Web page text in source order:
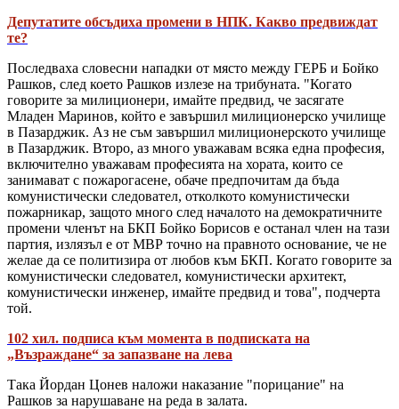
Депутатите обсъдиха промени в НПК. Какво предвиждат
те?
Последваха словесни нападки от място между ГЕРБ и Бойко
Рашков, след което Рашков излезе на трибуната. "Когато
говорите за милиционери, имайте предвид, че засягате
Младен Маринов, който е завършил милиционерско училище
в Пазарджик. Аз не съм завършил милиционерското училище
в Пазарджик. Второ, аз много уважавам всяка една професия,
включително уважавам професията на хората, които се
занимават с пожарогасене, обаче предпочитам да бъда
комунистически следовател, отколкото комунистически
пожарникар, защото много след началото на демократичните
промени членът на БКП Бойко Борисов е останал член на тази
партия, излязъл е от МВР точно на правното основание, че не
желае да се политизира от любов към БКП. Когато говорите за
комунистически следовател, комунистически архитект,
комунистически инженер, имайте предвид и това", подчерта
той.
102 хил. подписа към момента в подписката на
„Възраждане“ за запазване на лева
Така Йордан Цонев наложи наказание "порицание" на
Рашков за нарушаване на реда в залата.